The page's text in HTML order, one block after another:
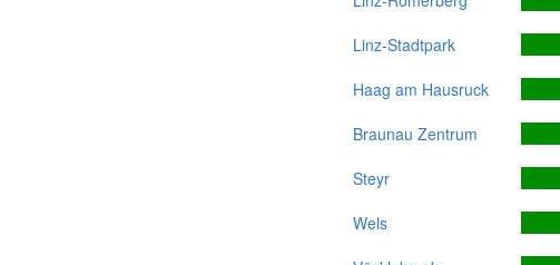
Linz-Stadtpark
Haag am Hausruck
Braunau Zentrum
Steyr
Wels